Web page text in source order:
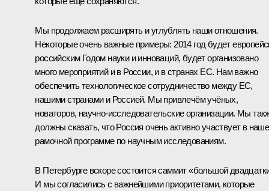
Мы продолжаем расширять и углублять наши отношения.
Некоторые очень важные примеры: 2014 год будет
российским Годом науки и инноваций, будет организовано
много мероприятий и в России, и в странах ЕС. Нам важно
обеспечить технологическое сотрудничество между ЕС,
нашими странами и Россией. Мы привлечём учёных,
новаторов, научно-исследовательские организации. Мы
должны сказать, что Россия очень активно участвует в
рамочной программе по научным исследованиям.
В Петербурге вскоре состоится саммит «большой
И мы согласились с важнейшими приоритетами, которые